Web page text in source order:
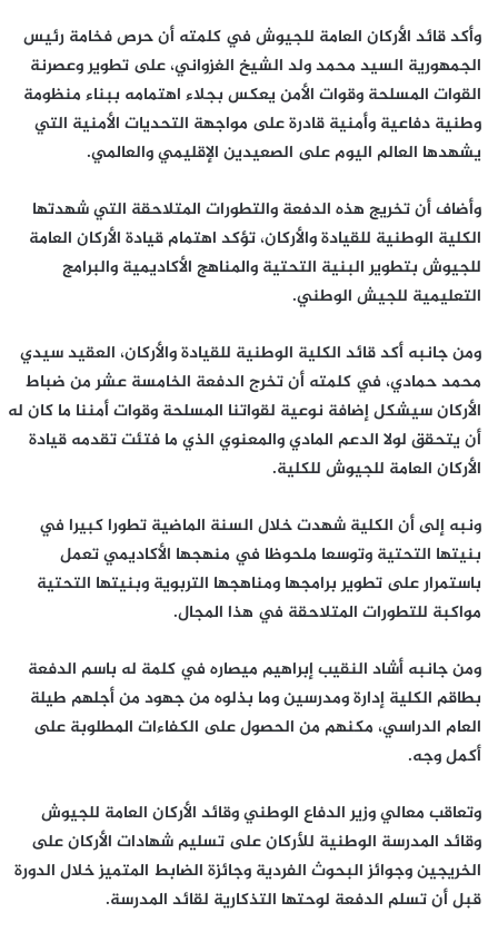
وأكد قائد الأركان العامة للجيوش في كلمته أن حرص فخامة رئيس
الجمهورية السيد محمد ولد الشيخ الغزواني، على تطوير وعصرنة
القوات المسلحة وقوات الأمن يعكس بجلاء اهتمامه ببناء منظومة
وطنية دفاعية وأمنية قادرة على مواجهة التحديات الأمنية التي
يشهدها العالم اليوم على الصعيدين الإقليمي والعالمي.
وأضاف أن تخريج هذه الدفعة والتطورات المتلاحقة التي شهدتها
الكلية الوطنية للقيادة والأركان، تؤكد اهتمام قيادة الأركان العامة
للجيوش بتطوير البنية التحتية والمناهج الأكاديمية والبرامج
التعليمية للجيش الوطني.
ومن جانبه أكد قائد الكلية الوطنية للقيادة والأركان، العقيد سيدي
محمد حمادي، في كلمته أن تخرج الدفعة الخامسة عشر من ضباط
الأركان سيشكل إضافة نوعية لقواتنا المسلحة وقوات أمننا ما كان له
أن يتحقق لولا الدعم المادي والمعنوي الذي ما فتئت تقدمه قيادة
الأركان العامة للجيوش للكلية.
ونبه إلى أن الكلية شهدت خلال السنة الماضية تطورا كبيرا في
بنيتها التحتية وتوسعا ملحوظا في منهجها الأكاديمي تعمل
باستمرار على تطوير برامجها ومناهجها التربوية وبنيتها التحتية
مواكبة للتطورات المتلاحقة في هذا المجال.
ومن جانبه أشاد النقيب إبراهيم ميصاره في كلمة له باسم الدفعة
بطاقم الكلية إدارة ومدرسين وما بذلوه من جهود من أجلهم طيلة
العام الدراسي، مكنهم من الحصول على الكفاءات المطلوبة على
أكمل وجه.
وتعاقب معالي وزير الدفاع الوطني وقائد الأركان العامة للجيوش
وقائد المدرسة الوطنية للأركان على تسليم شهادات الأركان على
الخريجين وجوائز البحوث الفردية وجائزة الضابط المتميز خلال الدورة
قبل أن تسلم الدفعة لوحتها التذكارية لقائد المدرسة.